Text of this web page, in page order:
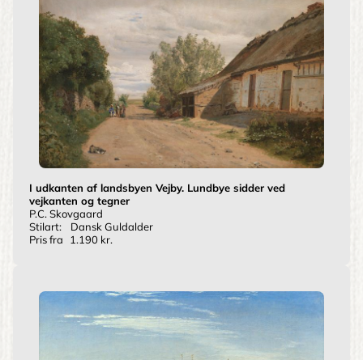
I udkanten af landsbyen Vejby. Lundbye sidder ved
vejkanten og tegner
P.C. Skovgaard
Stilart:
Dansk Guldalder
Pris fra
1.190 kr.